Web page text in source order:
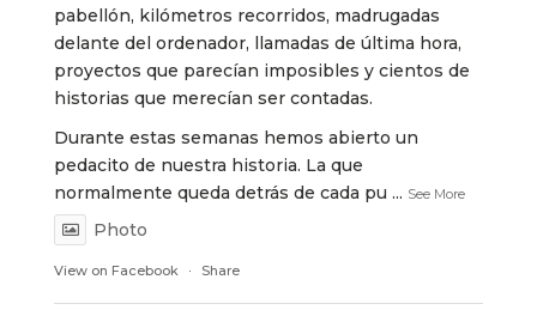
pabellón, kilómetros recorridos, madrugadas
delante del ordenador, llamadas de última hora,
proyectos que parecían imposibles y cientos de
historias que merecían ser contadas.
Durante estas semanas hemos abierto un
pedacito de nuestra historia. La que
normalmente queda detrás de cada pu ... See More
Photo
View on Facebook · Share